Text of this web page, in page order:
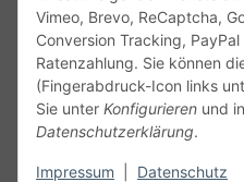
Vimeo, Brevo, ReCaptcha,
Conversion Tracking,
Ratenzahlung. Sie können
(Fingerabdruck-Icon links
Sie unter Konfigurieren und
Datenschutzerklärung.
Impressum Datenschutz
Service